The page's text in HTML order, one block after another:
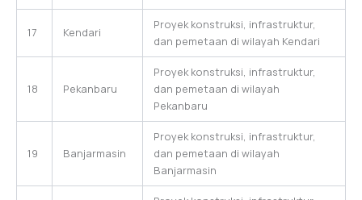
17 Kendari
Proyek konstruksi, infrastruktur,
dan pemetaan di wilayah Kendari
18 Pekanbaru
Proyek konstruksi, infrastruktur,
dan pemetaan di wilayah
Pekanbaru
19 Banjarmasin
Proyek konstruksi, infrastruktur,
dan pemetaan di wilayah
Banjarmasin